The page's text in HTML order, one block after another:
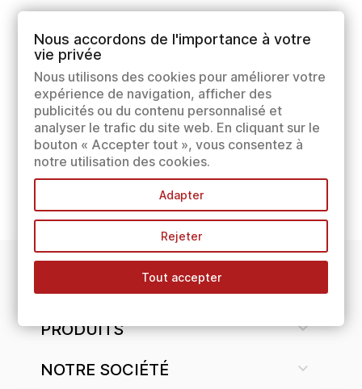
INFORMATIONS
PRODUITS 
NOTRE SOCIÉTÉ 
Nous accordons de l'importance à votre
vie privée
Nous utilisons des cookies pour améliorer votre
expérience de navigation, afficher des
publicités ou du contenu personnalisé et
analyser le trafic du site web. En cliquant sur le
bouton « Accepter tout », vous consentez à
notre utilisation des cookies.
Adapter
Rejeter
Tout accepter